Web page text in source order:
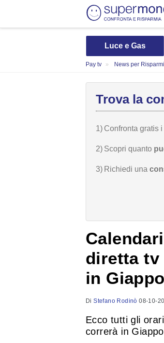
Luce e Gas
Pay tv News per
Trova la
1) Confronta gratis i
2) Scopri quanto
3) Richiedi una
diretta tv
in
DiStefano Rodinò 08-10-
Ecco tutti gli
correrà in